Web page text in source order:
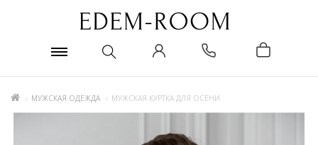
МУЖСКАЯ ОДЕЖДА МУЖСКАЯ КУРТКА ДЛЯ ОСЕНИ